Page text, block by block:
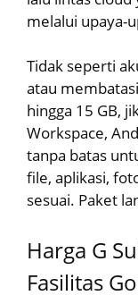
melalui upaya-
Tidak seperti
atau
hingga 15 GB,
Workspace,
tanpa batas
file, aplikasi,
sesuai. Paket
Harga G
Fasilitas